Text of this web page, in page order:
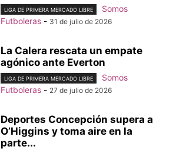
LIGA DE PRIMERA MERCADO LIBRE
Somos
Futboleras - 31 de julio de 2026
La Calera rescata un empate
agónico ante Everton
LIGA DE PRIMERA MERCADO LIBRE
Somos
Futboleras - 27 de julio de 2026
Deportes Concepción supera a
O’Higgins y toma aire en la
parte...